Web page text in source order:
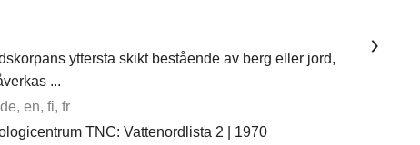
yttersta skikt bestående av berg eller jord,
...
de, en, fi, fr
TNC: Vattenordlista 2 | 1970